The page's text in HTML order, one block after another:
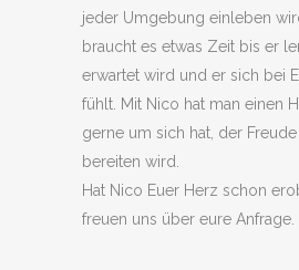
jeder Umgebung einleben
braucht es etwas Zeit bis er
erwartet wird und er sich bei
fühlt. Mit Nico hat man einen
gerne um sich hat, der
bereiten wird.
Hat Nico Euer Herz schon
freuen uns über eure Anfrage.